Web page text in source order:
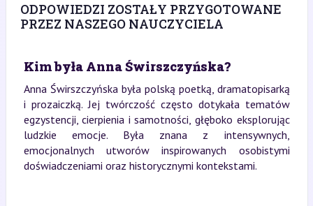
ODPOWIEDZI ZOSTAŁY PRZYGOTOWANE
PRZEZ NASZEGO NAUCZYCIELA
Kim była Anna Świrszczyńska?
Anna Świrszczyńska była polską poetką, dramatopisarką
i prozaiczką. Jej twórczość często dotykała tematów
egzystencji, cierpienia i samotności, głęboko eksplorując
ludzkie emocje. Była znana z intensywnych,
emocjonalnych utworów inspirowanych osobistymi
doświadczeniami oraz historycznymi kontekstami.